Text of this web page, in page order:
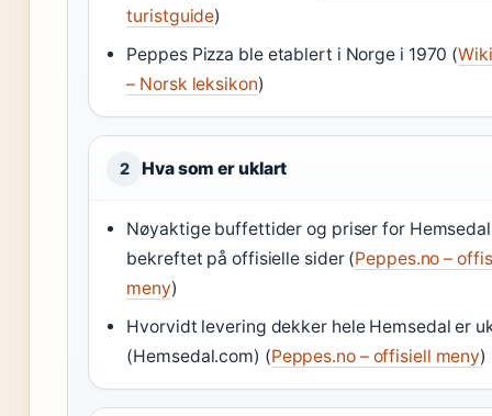
turistguide)
Peppes Pizza ble etablert i Norge i 1970 (
– Norsk leksikon)
2 Hva som er uklart
Nøyaktige buffettider og priser for
bekreftet på offisielle sider (Peppes.no –
meny)
Hvorvidt levering dekker hele Hemsedal er
(Hemsedal.com) (Peppes.no – offisiell meny)